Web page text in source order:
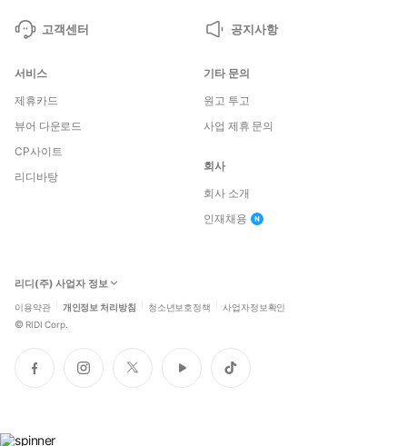
고객센터 공지사항
서비스
제휴카드
뷰어 다운로드
CP사이트
리디바탕
기타 문의
원고 투고
사업 제휴 문의
회사
회사 소개
인재채용
리디(주) 사업자 정보
이용약관 개인정보 처리방침 청소년보호정책 사업자정보확인
© RIDI Corp.
페
이
인
스
트
위
유
튜
틱
톡